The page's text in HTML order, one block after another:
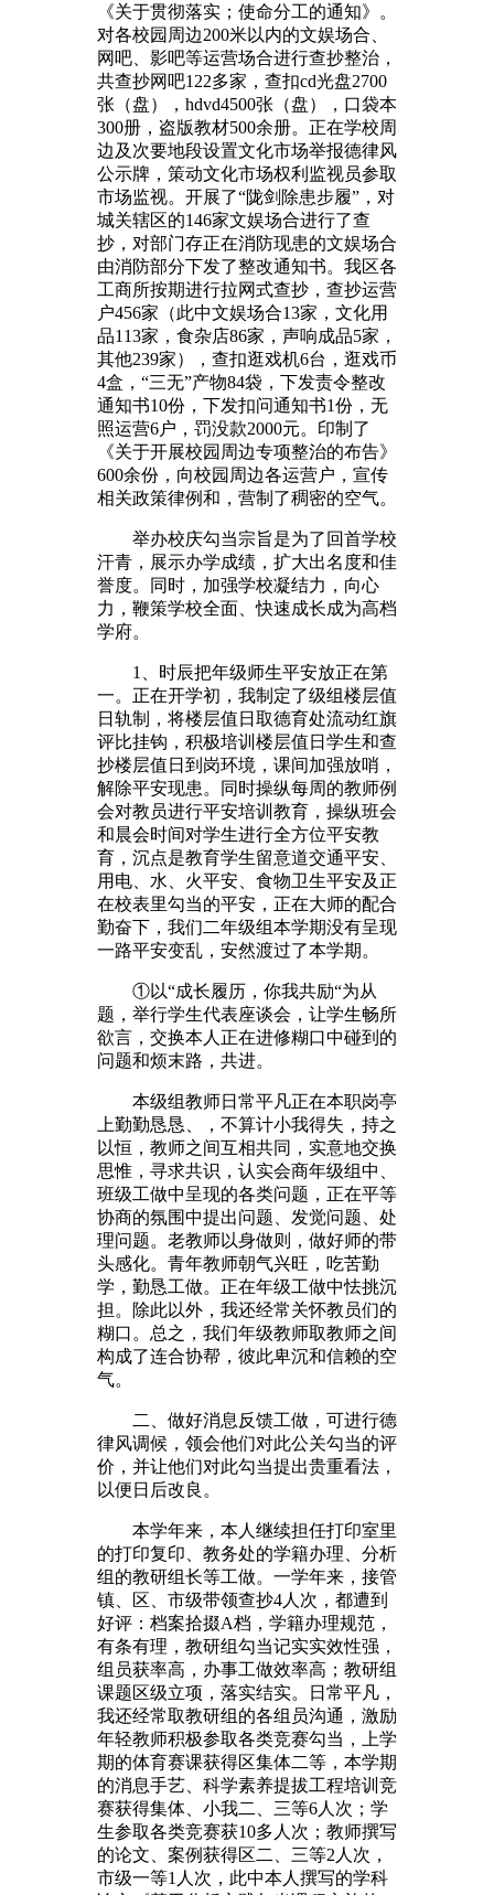
《关于贯彻落实；使命分工的通知》。
对各校园周边200米以内的文娱场合、
网吧、影吧等运营场合进行查抄整治，
共查抄网吧122多家，查扣cd光盘2700
张（盘），hdvd4500张（盘），口袋本
300册，盗版教材500余册。正在学校周
边及次要地段设置文化市场举报德律风
公示牌，策动文化市场权利监视员参取
市场监视。开展了“陇剑除患步履”，对
城关辖区的146家文娱场合进行了查
抄，对部门存正在消防现患的文娱场合
由消防部分下发了整改通知书。我区各
工商所按期进行拉网式查抄，查抄运营
户456家（此中文娱场合13家，文化用
品113家，食杂店86家，声响成品5家，
其他239家），查扣逛戏机6台，逛戏币
4盒，“三无”产物84袋，下发责令整改
通知书10份，下发扣问通知书1份，无
照运营6户，罚没款2000元。印制了
《关于开展校园周边专项整治的布告》
600余份，向校园周边各运营户，宣传
相关政策律例和，营制了稠密的空气。
举办校庆勾当宗旨是为了回首学校
汗青，展示办学成绩，扩大出名度和佳
誉度。同时，加强学校凝结力，向心
力，鞭策学校全面、快速成长成为高档
学府。
1、时辰把年级师生平安放正在第
一。正在开学初，我制定了级组楼层值
日轨制，将楼层值日取德育处流动红旗
评比挂钩，积极培训楼层值日学生和查
抄楼层值日到岗环境，课间加强放哨，
解除平安现患。同时操纵每周的教师例
会对教员进行平安培训教育，操纵班会
和晨会时间对学生进行全方位平安教
育，沉点是教育学生留意道交通平安、
用电、水、火平安、食物卫生平安及正
在校表里勾当的平安，正在大师的配合
勤奋下，我们二年级组本学期没有呈现
一路平安变乱，安然渡过了本学期。
①以“成长履历，你我共励“为从
题，举行学生代表座谈会，让学生畅所
欲言，交换本人正在进修糊口中碰到的
问题和烦末路，共进。
本级组教师日常平凡正在本职岗亭
上勤勤恳恳、，不算计小我得失，持之
以恒，教师之间互相共同，实意地交换
思惟，寻求共识，认实会商年级组中、
班级工做中呈现的各类问题，正在平等
协商的氛围中提出问题、发觉问题、处
理问题。老教师以身做则，做好师的带
头感化。青年教师朝气兴旺，吃苦勤
学，勤恳工做。正在年级工做中怯挑沉
担。除此以外，我还经常关怀教员们的
糊口。总之，我们年级教师取教师之间
构成了连合协帮，彼此卑沉和信赖的空
气。
二、做好消息反馈工做，可进行德
律风调候，领会他们对此公关勾当的评
价，并让他们对此勾当提出贵重看法，
以便日后改良。
本学年来，本人继续担任打印室里
的打印复印、教务处的学籍办理、分析
组的教研组长等工做。一学年来，接管
镇、区、市级带领查抄4人次，都遭到
好评：档案拾掇A档，学籍办理规范，
有条有理，教研组勾当记实实效性强，
组员获率高，办事工做效率高；教研组
课题区级立项，落实结实。日常平凡，
我还经常取教研组的各组员沟通，激励
年轻教师积极参取各类竞赛勾当，上学
期的体育赛课获得区集体二等，本学期
的消息手艺、科学素养提拔工程培训竞
赛获得集体、小我二、三等6人次；学
生参取各类竞赛获10多人次；教师撰写
的论文、案例获得区二、三等2人次，
市级一等1人次，此中本人撰写的学科